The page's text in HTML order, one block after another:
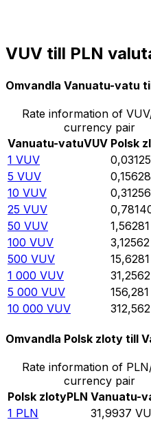
VUV till PLN
Omvandla Vanuatu-vatu
Rate information of
currency pair
Vanuatu-vatuVUV Polsk
1 VUV
5 VUV
10 VUV
25 VUV
50 VUV 1,56281
100 VUV 3,12562
500 VUV 15,6281
1 000 VUV 31,2562
5 000 VUV 156,281
10 000 VUV 312,562
Omvandla Polsk zloty till
Rate information of
currency pair
Polsk zlotyPLN Vanuatu-
1 PLN 31,9937